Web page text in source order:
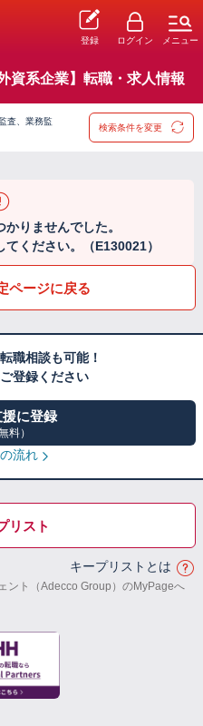
登録 ログイン メニュー
資系企業】転職・求人情報
査、業務監
検索条件を変更
りませんでした。
ください。（E130021）
ページに戻る
職相談も可能！
登録ください
に登録
料）
流れ
リスト
キープリストとは
ント（Adecco Group）のMyPageへ